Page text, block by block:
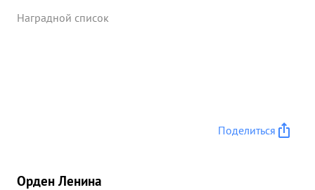
Наградной список
Поделиться
Орден Ленина